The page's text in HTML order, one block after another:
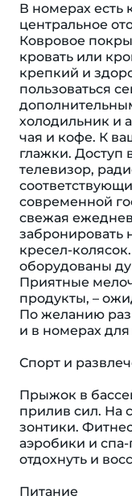
В номерах есть
центральное
Ковровое
кровать или
крепкий и
пользоваться
холодильник и
чая и кофе. К
глажки. Доступ
телевизор,
современной
свежая
забронировать
кресел-
оборудованы
Приятные
продукты, –
По желанию
и в номерах
Спорт и
Прыжок в
прилив сил. На
зонтики.
аэробики и
отдохнуть и
Питание